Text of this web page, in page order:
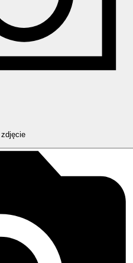
zdjęcie